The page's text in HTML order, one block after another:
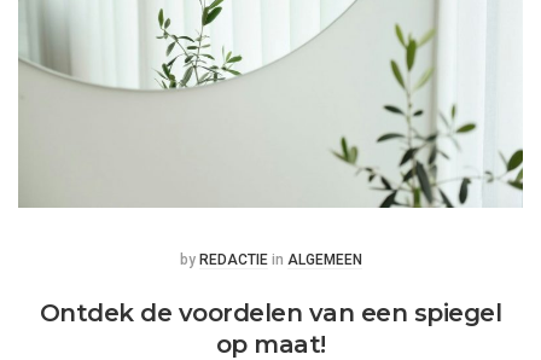
Posted
by REDACTIE Posted
in ALGEMEEN
Ontdek de voordelen van een spiegel
op maat!